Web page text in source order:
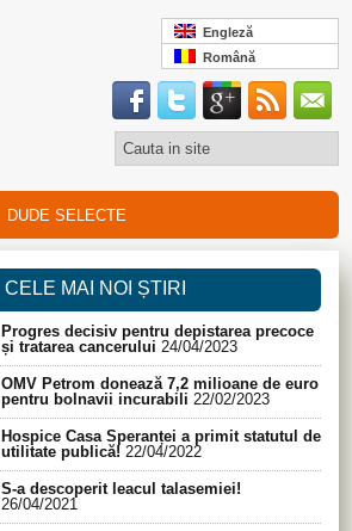
Engleză
Română
DUDE SELECTE
CELE MAI NOI ȘTIRI
Progres decisiv pentru depistarea precoce
și tratarea cancerului 24/04/2023
OMV Petrom donează 7,2 milioane de euro
pentru bolnavii incurabili 22/02/2023
Hospice Casa Speranței a primit statutul de
utilitate publică! 22/04/2022
S-a descoperit leacul talasemiei!
26/04/2021